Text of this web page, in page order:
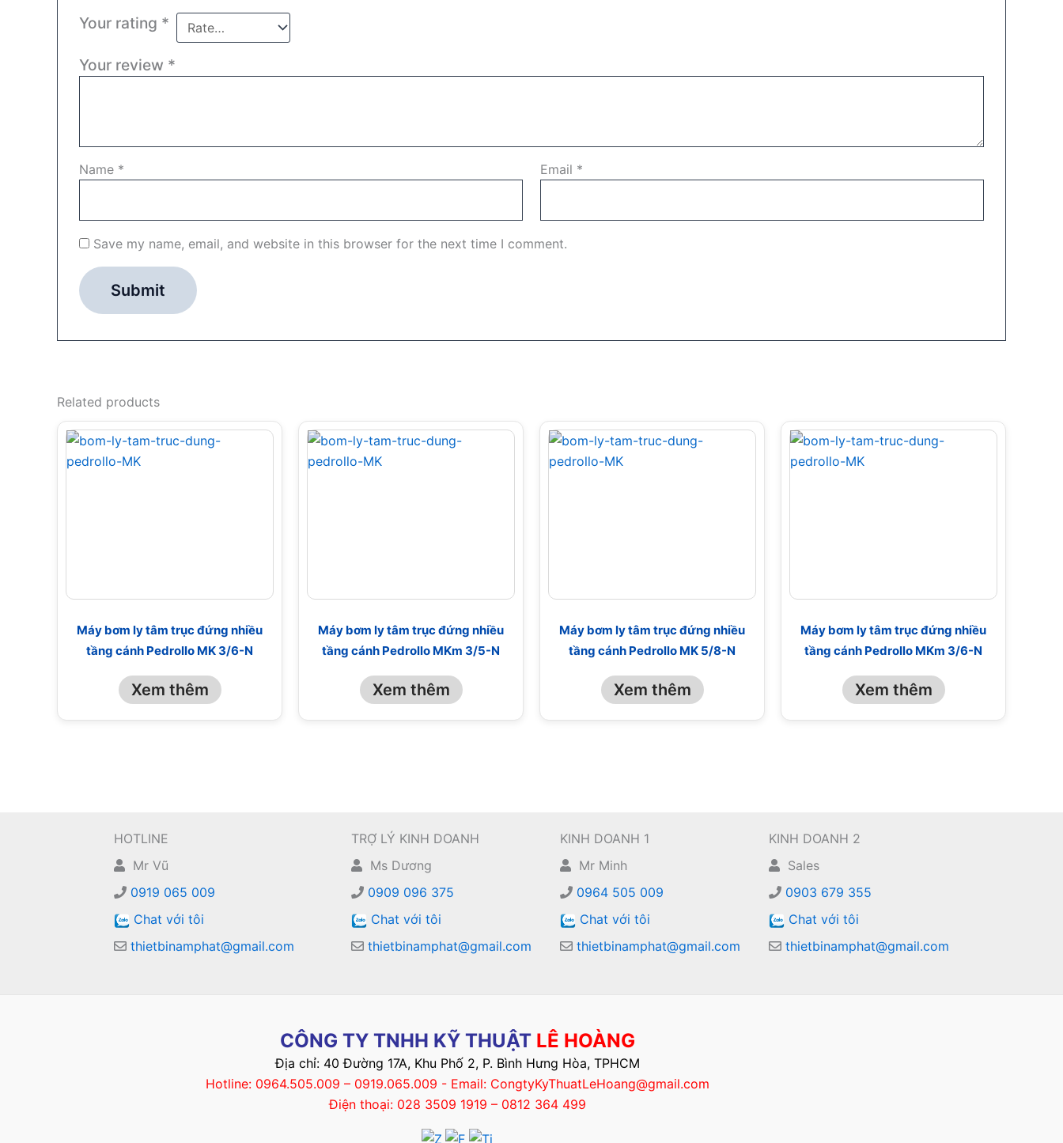
Your rating *
Your review *
Name * Email *
Save my name, email, and website in this browser for the next time I comment.
Related products
Máy bơm ly tâm trục đứng nhiều
tầng cánh Pedrollo MK 3/6-N
Xem thêm
Máy bơm ly tâm trục đứng nhiều
tầng cánh Pedrollo MKm 3/5-N
Xem thêm
Máy bơm ly tâm trục đứng nhiều
tầng cánh Pedrollo MK 5/8-N
Xem thêm
Máy bơm ly tâm trục đứng nhiều
tầng cánh Pedrollo MKm 3/6-N
Xem thêm
HOTLINE
Mr Vũ
0919 065 009
Chat với tôi
thietbinamphat@gmail.com
TRỢ LÝ KINH DOANH
Ms Dương
0909 096 375
Chat với tôi
thietbinamphat@gmail.com
KINH DOANH 1
Mr Minh
0964 505 009
Chat với tôi
thietbinamphat@gmail.com
KINH DOANH 2
Sales
0903 679 355
Chat với tôi
thietbinamphat@gmail.com
CÔNG TY TNHH KỸ THUẬT LÊ HOÀNG
Địa chỉ: 40 Đường 17A, Khu Phố 2, P. Bình Hưng Hòa, TPHCM
Hotline: 0964.505.009 – 0919.065.009 - Email: CongtyKyThuatLeHoang@gmail.com
Điện thoại: 028 3509 1919 – 0812 364 499